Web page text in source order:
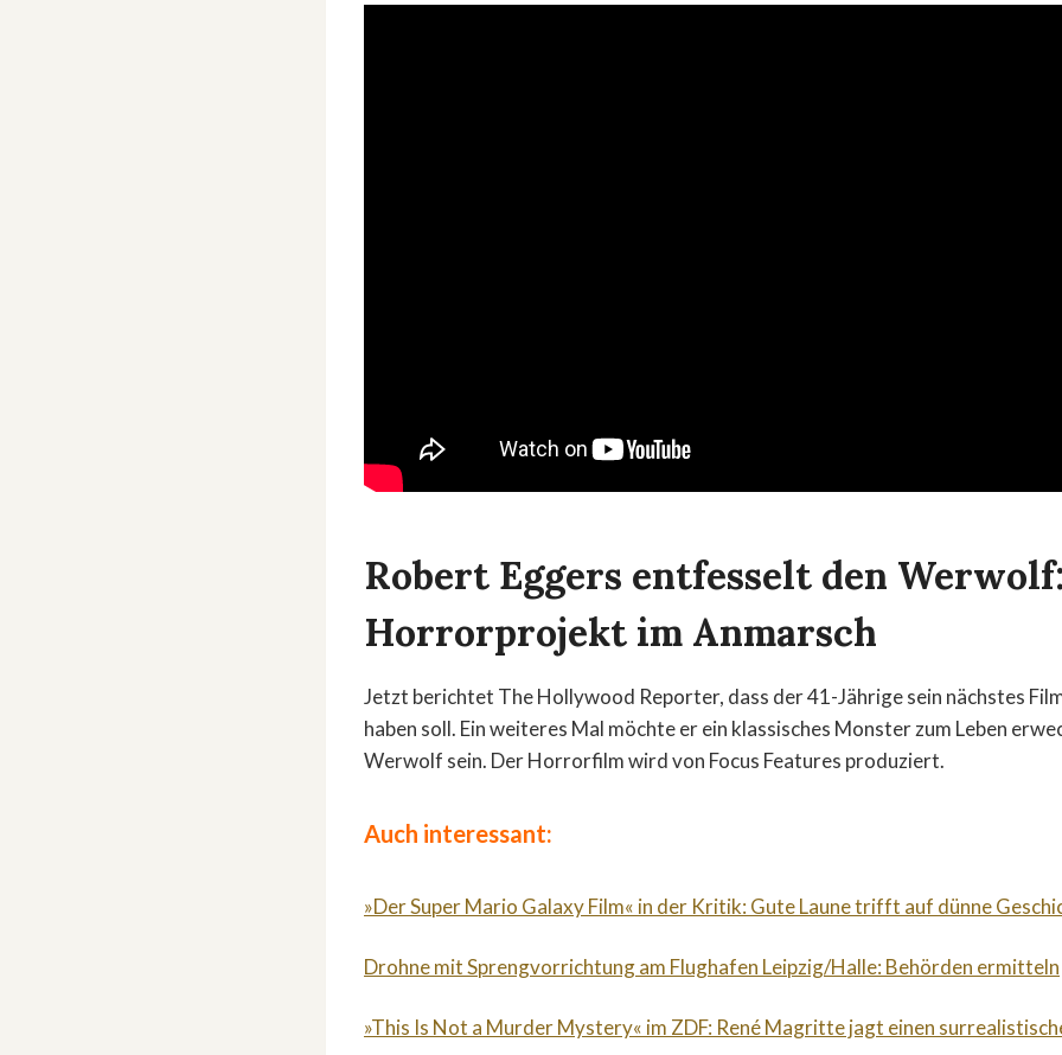
Robert Eggers entfesselt den
Horrorprojekt im Anmarsch
Jetzt berichtet The Hollywood Reporter, dass der 41-Jährige sein nächstes
haben soll. Ein weiteres Mal möchte er ein klassisches Monster zum Leben
Werwolf sein. Der Horrorfilm wird von Focus Features produziert.
Auch interessant:
»Der Super Mario Galaxy Film« in der Kritik: Gute Laune trifft auf dünne
Drohne mit Sprengvorrichtung am Flughafen Leipzig/Halle: Behörden ermitteln
»This Is Not a Murder Mystery« im ZDF: René Magritte jagt einen